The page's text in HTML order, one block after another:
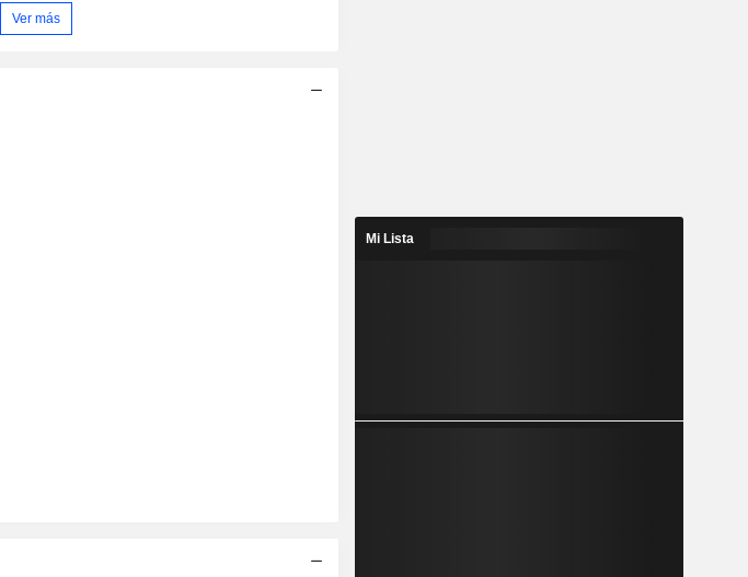
Ver más
Mi Lista